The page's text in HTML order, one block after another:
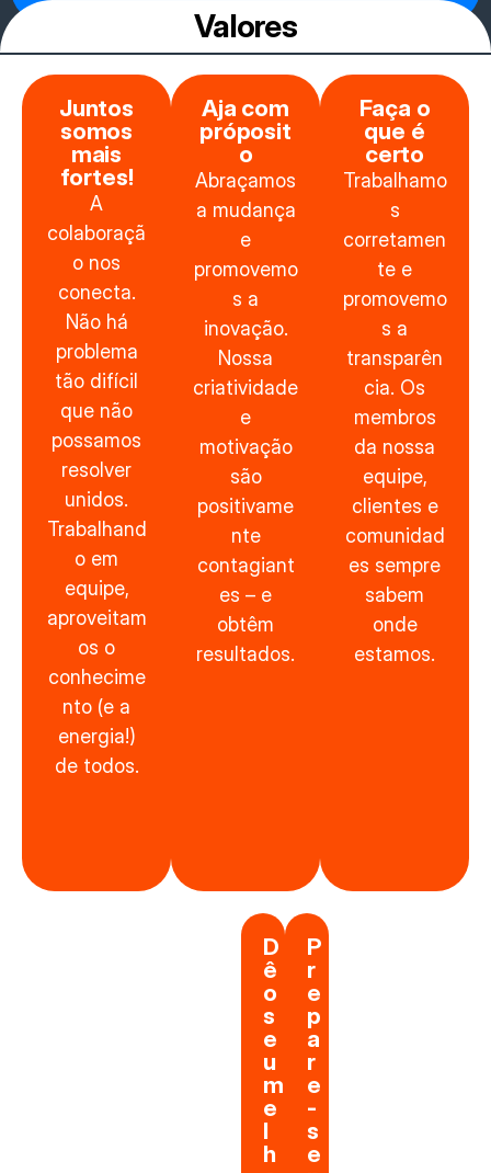
Valores
Juntos
somos
mais
fortes!
A
colaboraçã
o nos
conecta.
Não há
problema
tão difícil
que não
possamos
resolver
unidos.
Trabalhand
o em
equipe,
aproveitam
os o
conhecime
nto (e a
energia!)
de todos.
Aja com
próposit
o
Abraçamos
a mudança
e
promovemo
s a
inovação.
Nossa
criatividade
e
motivação
são
positivame
nte
contagiant
es – e
obtêm
resultados.
Faça o
que é
certo
Trabalhamo
s
corretamen
te e
promovemo
s a
transparên
cia. Os
membros
da nossa
equipe,
clientes e
comunidad
es sempre
sabem
onde
estamos.
D
ê
o
s
e
u
m
e
l
h
P
r
e
p
a
r
e
-
s
e